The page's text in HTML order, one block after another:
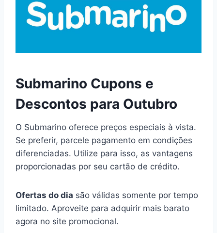
Submarino Cupons e
Descontos para Outubro
O Submarino oferece preços especiais à vista.
Se preferir, parcele pagamento em condições
diferenciadas. Utilize para isso, as vantagens
proporcionadas por seu cartão de crédito.
Ofertas do dia são válidas somente por tempo
limitado. Aproveite para adquirir mais barato
agora no site promocional.